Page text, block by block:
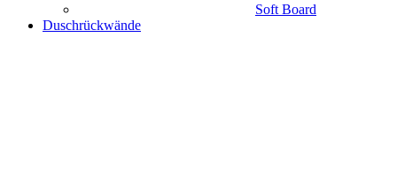
Soft Board
Duschrückwände